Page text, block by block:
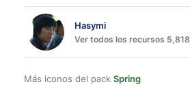
Hasymi
Ver todos los recursos 5,818
Más iconos del pack Spring